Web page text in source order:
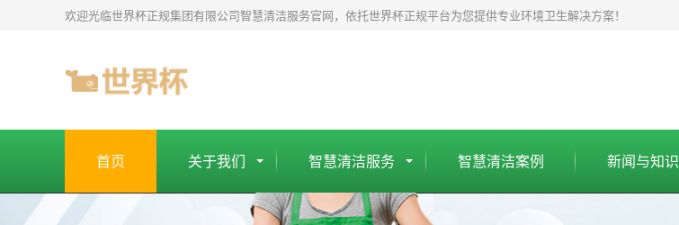
平
-
欢迎光临世界杯正规集团有限公司智慧清洁服务官网，依托世界杯正规平台为您提供专业环境卫生解决方案！
首页 关于我们 智慧清洁服务 智慧清洁案例 新闻与知识